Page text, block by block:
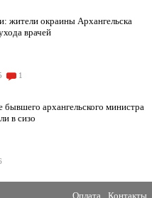
жители окраины Архангельска
врачей
1
бывшего архангельского министра
в сизо
Оплата Контакты